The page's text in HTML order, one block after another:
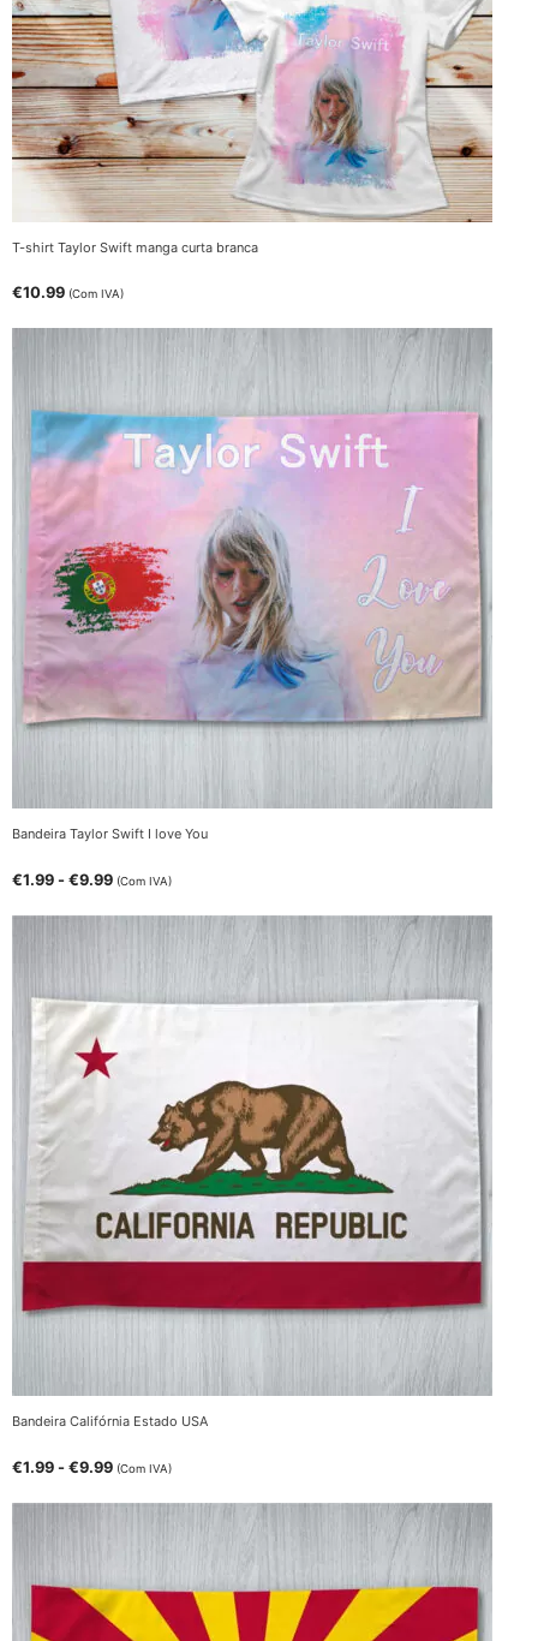
T-shirt Taylor Swift manga curta branca
€10.99 (Com IVA)
Bandeira Taylor Swift I love You
€1.99 - €9.99 (Com IVA)
Bandeira Califórnia Estado USA
€1.99 - €9.99 (Com IVA)